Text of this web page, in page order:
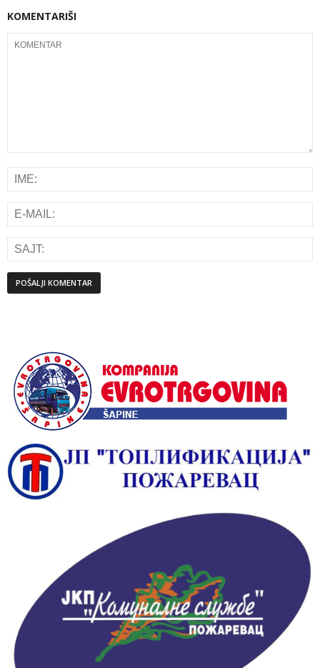
KOMENTARIŠI